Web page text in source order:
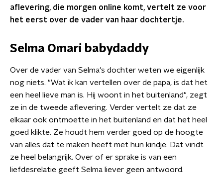
aflevering, die morgen online komt, vertelt ze voor
het eerst over de vader van haar dochtertje.
Selma Omari babydaddy
Over de vader van Selma's dochter weten we eigenlijk
nog niets. "Wat ik kan vertellen over de papa, is dat het
een heel lieve man is. Hij woont in het buitenland", zegt
ze in de tweede aflevering. Verder vertelt ze dat ze
elkaar ook ontmoette in het buitenland en dat het heel
goed klikte. Ze houdt hem verder goed op de hoogte
van alles dat te maken heeft met hun kindje. Dat vindt
ze heel belangrijk. Over of er sprake is van een
liefdesrelatie geeft Selma liever geen antwoord.